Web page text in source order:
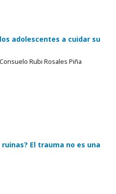
adolescentes a cuidar su
Rubi Rosales Piña
El trauma no es una